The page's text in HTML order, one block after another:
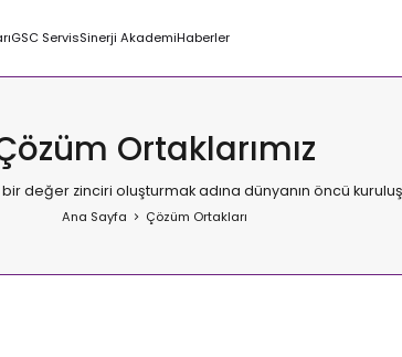
GSC ServisSinerji AkademiHaberler
Ortaklarımız
değer zinciri oluşturmak adına dünyanın öncü
Ana Sayfa Çözüm Ortakları